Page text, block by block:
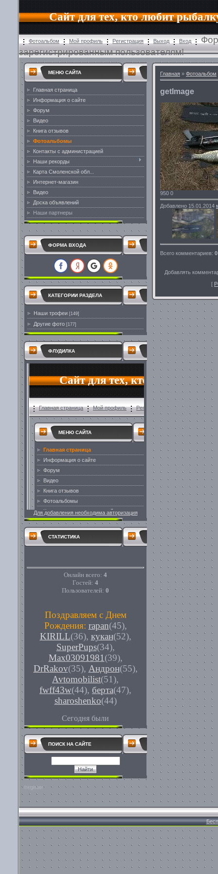
Сайт для тех, кто любит
Фотоальбом Мой профиль Регистрация Выход Вход
зарегистрированным пользователям!
МЕНЮ САЙТА
Главная страница
Информация о сайте
Форум
Видео
Книга отзывов
Фотоальбомы
Контакты с администрацией
Наши рекорды
Карта Смоленской обл...
Интернет-магазин
Видео
Доска объявлений
Наши партнеры
ФОРМА ВХОДА
КАТЕГОРИИ РАЗДЕЛА
Наши трофеи [149]
Другие фото [177]
ФЛУДИЛКА
Для добавления необходима авторизация
СТАТИСТИКА
Онлайн всего: 4
Гостей: 4
Пользователей: 0
Поздравляем с Днем
Рождения: rapan(45),
KIRILL(36), кукан(52),
SuperPups(34),
Max03091981 (39),
DrRakov(35), Андрон(55),
Avtomobilist(51),
fwff43w(44), берта(47),
sharoshenko(44)
Сегодня были
ПОИСК НА САЙТЕ
/register
Главная » Фотоальбом
getImage
950 0
Добавлено 15.01.2014
Всего комментариев: 0
Добавлять
[